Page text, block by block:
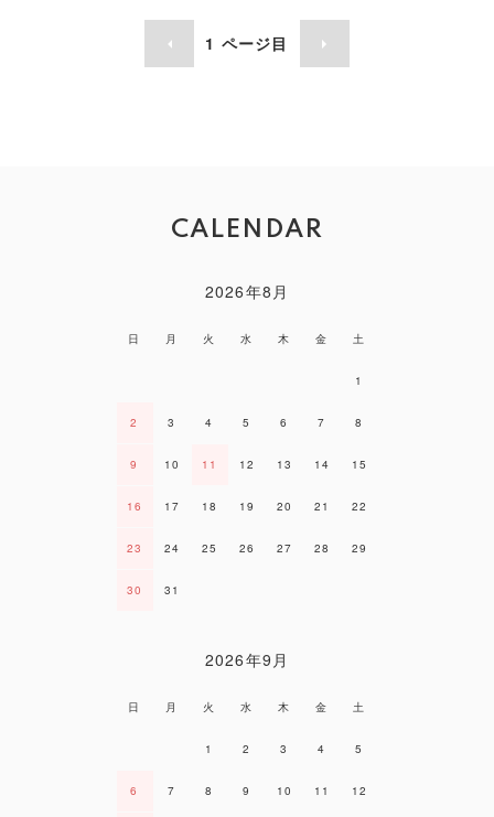
1 ページ目
CALENDAR
2026年8月
日 月 火 水 木 金 土
1
2 3 4 5 6 7 8
9 10 11 12 13 14 15
16 17 18 19 20 21 22
23 24 25 26 27 28 29
30 31
2026年9月
日 月 火 水 木 金 土
1 2 3 4 5
6 7 8 9 10 11 12